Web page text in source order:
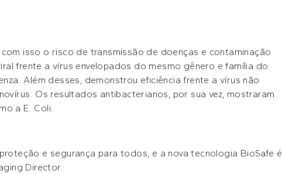
isso o risco de transmissão de doenças e contaminação
frente a vírus envelopados do mesmo gênero e família do
Além desses, demonstrou eficiência frente a vírus não
Os resultados antibacterianos, por sua vez, mostraram
a E. Coli.
e segurança para todos, e a nova tecnologia BioSafe é
Director.